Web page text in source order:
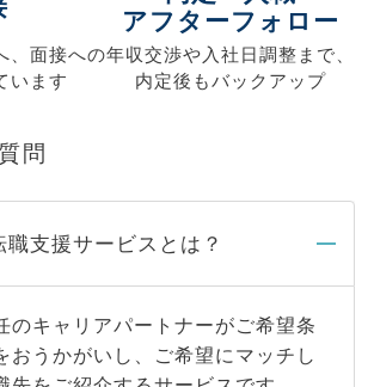
面接への
います
アフターフォロー
年収交渉や入社日調整まで、
内定後もバックアップ
問
職支援サービスとは？
のキャリアパートナーがご希望条
おうかがいし、ご希望にマッチし